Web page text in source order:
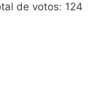
de votos: 124